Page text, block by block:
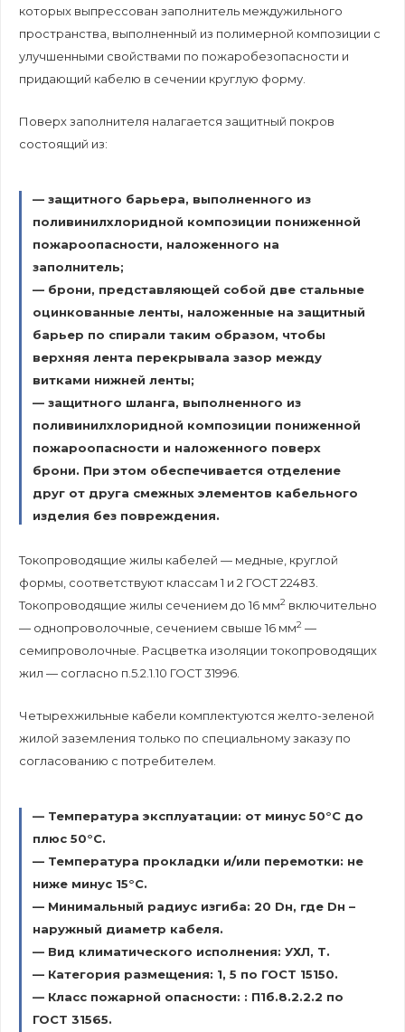
которых выпрессован заполнитель междужильного
пространства, выполненный из полимерной композиции с
улучшенными свойствами по пожаробезопасности и
придающий кабелю в сечении круглую форму.
Поверх заполнителя налагается защитный покров
состоящий из:
— защитного барьера, выполненного из
поливинилхлоридной композиции пониженной
пожароопасности, наложенного на
заполнитель;
— брони, представляющей собой две стальные
оцинкованные ленты, наложенные на защитный
барьер по спирали таким образом, чтобы
верхняя лента перекрывала зазор между
витками нижней ленты;
— защитного шланга, выполненного из
поливинилхлоридной композиции пониженной
пожароопасности и наложенного поверх
брони. При этом обеспечивается отделение
друг от друга смежных элементов кабельного
изделия без повреждения.
Токопроводящие жилы кабелей — медные, круглой
формы, соответствуют классам 1 и 2 ГОСТ 22483.
Токопроводящие жилы сечением до 16 мм2 включительно
— однопроволочные, сечением свыше 16 мм2 —
семипроволочные. Расцветка изоляции токопроводящих
жил — согласно п.5.2.1.10 ГОСТ 31996.
Четырехжильные кабели комплектуются желто-зеленой
жилой заземления только по специальному заказу по
согласованию с потребителем.
— Температура эксплуатации: от минус 50°С до
плюс 50°С.
— Температура прокладки и/или перемотки: не
ниже минус 15°С.
— Минимальный радиус изгиба: 20 Dн, где Dн –
наружный диаметр кабеля.
— Вид климатического исполнения: УХЛ, Т.
— Категория размещения: 1, 5 по ГОСТ 15150.
— Класс пожарной опасности: : П1б.8.2.2.2 по
ГОСТ 31565.